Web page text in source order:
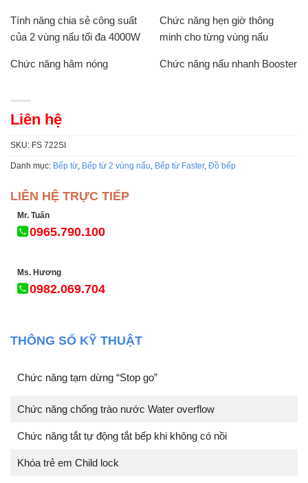
Tính năng chia sẻ công suất
của 2 vùng nấu tối đa 4000W
Chức năng hẹn giờ thông
minh cho từng vùng nấu
Chức năng hâm nóng Chức năng nấu nhanh Booster
Liên hệ
SKU: FS 722SI
Danh mục: Bếp từ, Bếp từ 2 vùng nấu, Bếp từ Faster, Đồ bếp
LIÊN HỆ TRỰC TIẾP
Mr. Tuấn
0965.790.100
Ms. Hương
0982.069.704
THÔNG SỐ KỸ THUẬT
Chức năng tạm dừng “Stop go”
Chức năng chống trào nước Water overflow
Chức năng tắt tự động tắt bếp khi không có nồi
Khóa trẻ em Child lock